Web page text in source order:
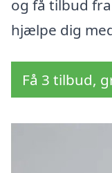
og få tilbud
hjælpe dig
Få 3 tilbud,